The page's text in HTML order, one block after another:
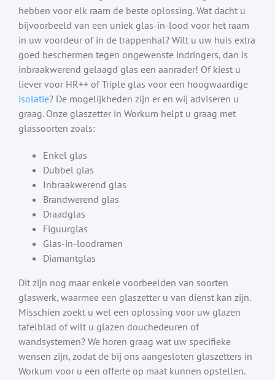
hebben voor elk raam de beste oplossing. Wat dacht u
bijvoorbeeld van een uniek glas-in-lood voor het raam
in uw voordeur of in de trappenhal? Wilt u uw huis extra
goed beschermen tegen ongewenste indringers, dan is
inbraakwerend gelaagd glas een aanrader! Of kiest u
liever voor HR++ of Triple glas voor een hoogwaardige
isolatie? De mogelijkheden zijn er en wij adviseren u
graag. Onze glaszetter in Workum helpt u graag met
glassoorten zoals:
Enkel glas
Dubbel glas
Inbraakwerend glas
Brandwerend glas
Draadglas
Figuurglas
Glas-in-loodramen
Diamantglas
Dit zijn nog maar enkele voorbeelden van soorten
glaswerk, waarmee een glaszetter u van dienst kan zijn.
Misschien zoekt u wel een oplossing voor uw glazen
tafelblad of wilt u glazen douchedeuren of
wandsystemen? We horen graag wat uw specifieke
wensen zijn, zodat de bij ons aangesloten glaszetters in
Workum voor u een offerte op maat kunnen opstellen.